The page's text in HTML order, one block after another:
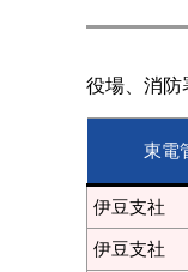
役場、消防
東電
伊豆支社
伊豆支社